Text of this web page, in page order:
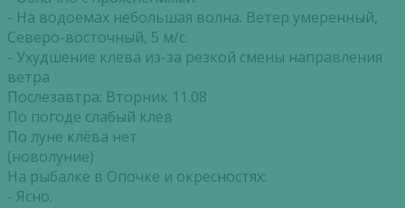
- На водоемах небольшая волна. Ветер умеренный,
Северо-восточный, 5 м/с.
- Ухудшение клева из-за резкой смены направления
ветра
Послезавтра: Вторник 11.08
По погоде слабый клёв
По луне клёва нет
(новолуние)
На рыбалке в Опочке и окресностях:
- Ясно.